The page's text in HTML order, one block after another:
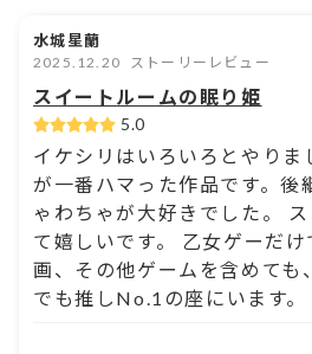
水城星蘭
2025.12.20 ストーリーレビュー
スイートルームの眠り姫
5.0
イケシリはいろいろとやりま
が一番ハマった作品です。後
ゃわちゃが大好きでした。
て嬉しいです。 乙女ゲーだ
画、その他ゲームを含めても
でも推しNo.1の座にいます。